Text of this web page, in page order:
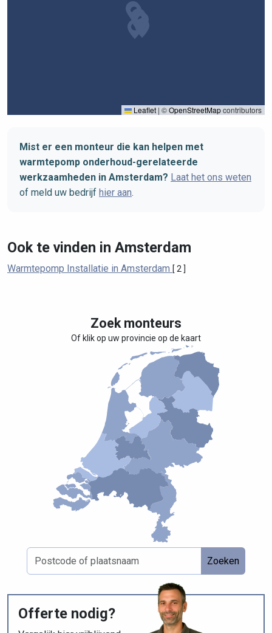
Leaflet | ©OpenStreetMapcontributors
Mist er een monteur die kan helpen met
warmtepomp onderhoud-gerelateerde
werkzaamheden in Amsterdam? Laat het ons weten
of meld uw bedrijf hier aan.
Ook te vinden in Amsterdam
Warmtepomp Installatie in Amsterdam [ 2 ]
Zoek monteurs
Of klik op uw provincie op de kaart
Zoeken
Offerte nodig?